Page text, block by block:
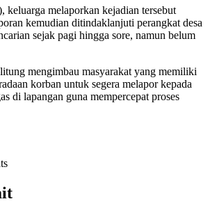
keluarga melaporkan kejadian tersebut
kemudian ditindaklanjuti perangkat desa
sejak pagi hingga sore, namun belum
mengimbau masyarakat yang memiliki
korban untuk segera melapor kepada
di lapangan guna mempercepat proses